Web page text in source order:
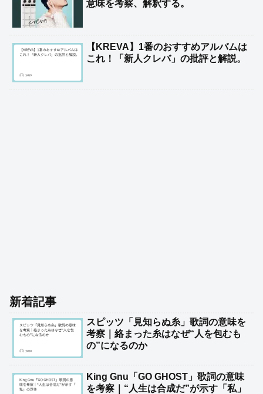
意味を考察、解釈する。
【KREVA】1番のおすすめアルバムは
これ！「新人クレバ」の批評と解説。
新着記事
スピッツ「見知らぬ糸」歌詞の意味を
考察｜絡まった糸はなぜ“人を包むも
の”になるのか
King Gnu「GO GHOST」歌詞の意味
を考察｜“人生は合成だ”が示す「私」